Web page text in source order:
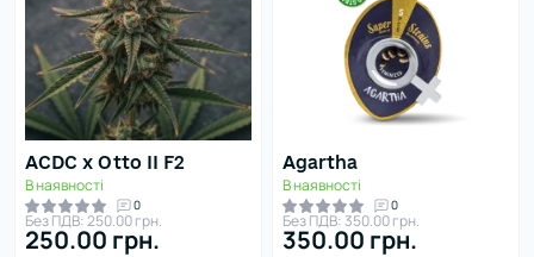
ACDC x Otto II F2
В наявності
0
Без ПДВ: 250.00 грн.
250.00 грн.
Agartha
В наявності
0
Без ПДВ: 350.00 грн.
350.00 грн.